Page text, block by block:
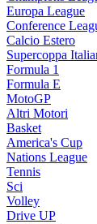
Europa League
Conference
Calcio Estero
Supercoppa
Formula 1
Formula E
MotoGP
Altri Motori
Basket
America's Cup
Nations League
Tennis
Sci
Volley
Drive UP